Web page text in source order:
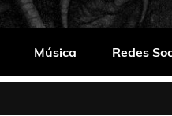
Música Redes